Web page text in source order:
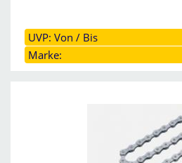
UVP: Von / Bis
Marke: